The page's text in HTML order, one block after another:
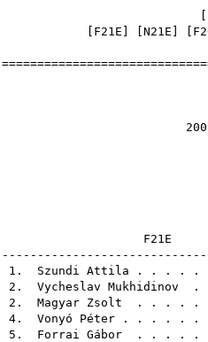
F21E N21E
Nyilt
2002-06-29
1. Szundi Attila . . . . .
2. Vycheslav Mukhidinov .
2. Magyar Zsolt . . . . .
4. Vonyó Péter . . . . . .
5. Forrai Gábor . . . . .